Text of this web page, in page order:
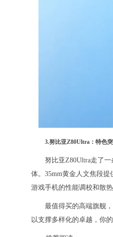
3.努比亚Z80Ultra：特色
努比亚Z80Ultra走了
体。35mm黄金人文焦段
游戏手机的性能调校和散
最值得买的高端旗舰
以支撑多样化的卓越，你